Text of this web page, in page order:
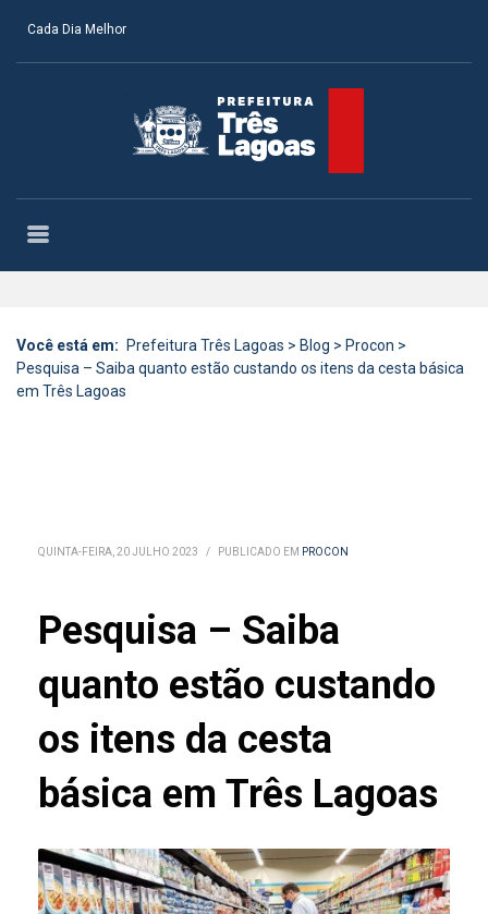
Cada Dia Melhor
Você está em: Prefeitura Três Lagoas > Blog > Procon >
Pesquisa – Saiba quanto estão custando os itens da cesta básica
em Três Lagoas
QUINTA-FEIRA, 20 JULHO 2023 / PUBLICADO EM PROCON
Pesquisa – Saiba
quanto estão custando
os itens da cesta
básica em Três Lagoas